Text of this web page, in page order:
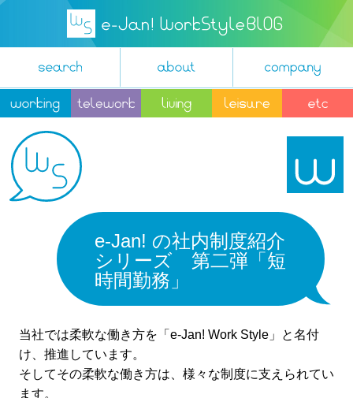
e-Jan! の社内制度紹介
シリーズ 第二弾「短
時間勤務」
当社では柔軟な働き方を「e-Jan! Work Style」と名付
け、推進しています。
そしてその柔軟な働き方は、様々な制度に支えられてい
ます。